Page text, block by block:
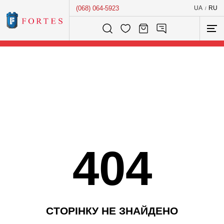
(068) 064-5923 UA / RU
Розумний пошук...
404
СТОРІНКУ НЕ ЗНАЙДЕНО